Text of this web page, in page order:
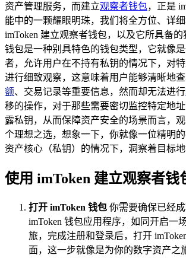
资产管理服务，而建立观察者钱包，正是
能中的一颗耀眼明珠，我们将全方位、详
imToken 建立观察者钱包，以及它所具备
钱包是一种别具特色的钱包类型，它就像
者，允许用户在不持有私钥的情况下，对
进行细致观察，这意味着用户能够清晰地
额、交易记录等重要信息，然而却无法进行
移的操作，对于那些需要密切监控特定地
露私钥，从而保障资产安全的场景而言，
个理想之选，想象一下，你就像一位精明
资产核心（私钥）的情况下，洞察着目标地
使用 imToken 建立观察者钱
打开 imToken 钱包 你需要确保已经
imToken 钱包应用程序，如同开启一
旅，完成注册和登录后，打开
面，这一步就像是为你的数字资产之